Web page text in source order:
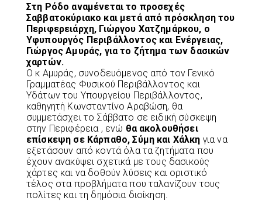
Στη Ρόδο αναμένεται το προσεχές
Σαββατοκύριακο και μετά από πρόσκληση του
Περιφερειάρχη, Γιώργου Χατζημάρκου, ο
Υφυπουργός Περιβάλλοντος και Ενέργειας,
Γιώργος Αμυράς, για το ζήτημα των δασικών
χαρτών.
Ο κ Αμυράς, συνοδευόμενος από τον Γενικό
Γραμματέας Φυσικού Περιβάλλοντος και
Υδάτων του Υπουργείου Περιβάλλοντος,
καθηγητή Κωνσταντίνο Αραβώση, θα
συμμετάσχει το Σάββατο σε ειδική σύσκεψη
στην Περιφέρεια , ενώ θα ακολουθήσει
επίσκεψη σε Κάρπαθο, Σύμη και Χάλκη για να
εξετάσουν από κοντά όλα τα ζητήματα που
έχουν ανακύψει σχετικά με τους δασικούς
χάρτες και να δοθούν λύσεις και οριστικό
τέλος στα προβλήματα που ταλανίζουν τους
πολίτες και τη δημόσια διοίκηση.